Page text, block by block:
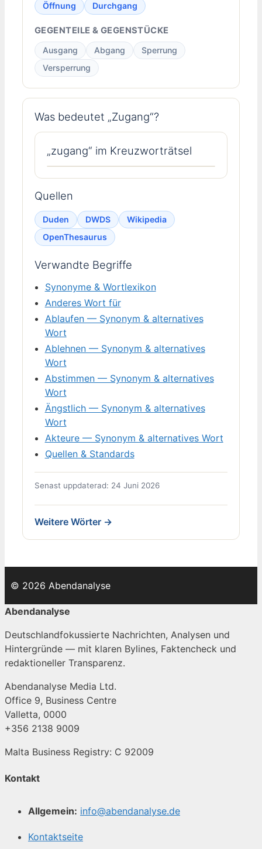
Öffnung
Durchgang
GEGENTEILE & GEGENSTÜCKE
Ausgang Abgang
Sperrung
Versperrung
Was bedeutet „Zugang“?
„zugang“ im Kreuzworträtsel
Quellen
Duden DWDS
Wikipedia
OpenThesaurus
Verwandte Begriffe
Synonyme & Wortlexikon
Anderes Wort für
Ablaufen — Synonym & alternatives
Wort
Ablehnen — Synonym & alternatives
Wort
Abstimmen — Synonym & alternatives
Wort
Ängstlich — Synonym & alternatives
Wort
Akteure — Synonym & alternatives Wort
Quellen & Standards
Senast uppdaterad: 24 Juni 2026
Weitere Wörter →
© 2026 Abendanalyse
Abendanalyse
Deutschlandfokussierte Nachrichten, Analysen und
Hintergründe — mit klaren Bylines, Faktencheck und
redaktioneller Transparenz.
Abendanalyse Media Ltd.
Office 9, Business Centre
Valletta, 0000
+356 2138 9009
Malta Business Registry: C 92009
Kontakt
Allgemein: info@abendanalyse.de
Kontaktseite